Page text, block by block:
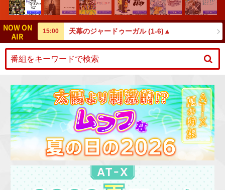
NOW ON
AIR
15:00 天幕のジャードゥーガル (1-6)▲